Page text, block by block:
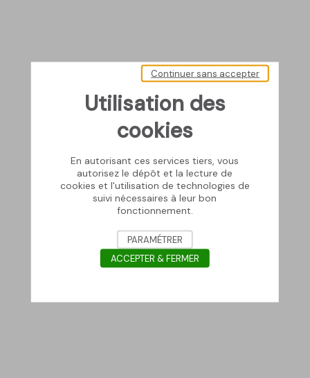
Utilisation des
cookies
En autorisant ces services tiers, vous
autorisez le dépôt et la lecture de
cookies et l'utilisation de technologies de
suivi nécessaires à leur bon
fonctionnement.
Continuer sans accepter
PARAMÉTRER
ACCEPTER & FERMER